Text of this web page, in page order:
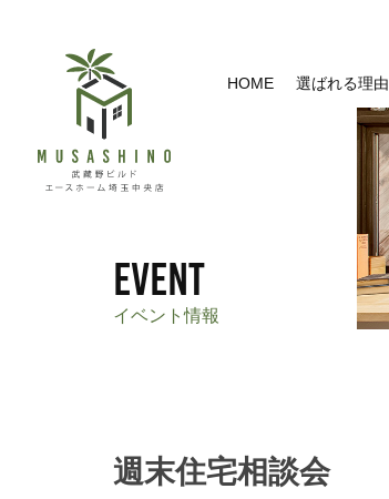
HOME 選ばれる理由
event
イベント情報
週末住宅相談会